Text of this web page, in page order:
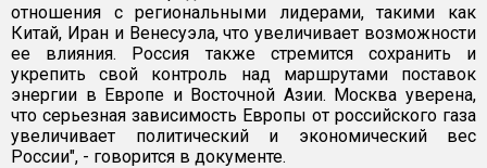
отношения с региональными лидерами, такими как
Китай, Иран и Венесуэла, что увеличивает возможности
ее влияния. Россия также стремится сохранить и
укрепить свой контроль над маршрутами поставок
энергии в Европе и Восточной Азии. Москва уверена,
что серьезная зависимость Европы от российского газа
увеличивает политический и экономический вес
России", - говорится в документе.